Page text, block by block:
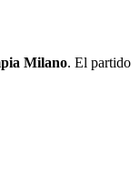
Milano. El partido